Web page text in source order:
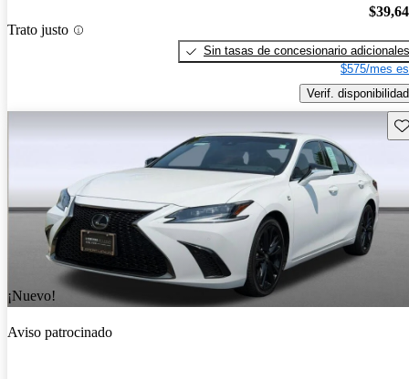
Trato justo
Sin tasas de concesionario adicionales
$575/mes
Verif. disponibilidad
¡Nuevo!
Aviso patrocinado